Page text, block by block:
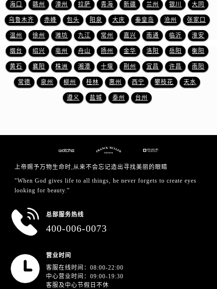
福建省宁德市蕉城区天湖东路法穆兰售后服务中心（需提前预约）
福建省莆田市城厢区霞林街道荔华东大道法穆兰售后服务中心（需提前预约）
福建省三明市三元区东乾二路法穆兰售后服务中心（需提前预约）
福建省漳州市龙文区步港路法穆兰售后服务中心（需提前预约）
江苏省常州市新北区龙锦路1590号现代传媒中心5号楼10层1008室法穆兰售后服务中心（需提前预约）
江苏省淮安市清江浦区淮海北路法穆兰售后服务中心（需提前预约）
江苏省连云港市海州区通灌北路法穆兰售后服务中心（需提前预约）
江苏省镇江市京口区中山东路法穆兰售后服务中心（需提前预约）
海口 赣州 漳州 拉萨 青海 新疆 兰州 银川 大同
乌鲁木齐 赤峰 包头 阳泉 大庆 秦皇岛 沧州 张家口
温州 徐州 潍坊 九江 常州 嘉兴 南通 临沂 淮安
烟台 绍兴 亳州 舟山 扬州 金华 洛阳 岳阳 衡阳
黄石 襄阳 株洲 湘潭 十堰 荆州 宜昌 许昌 南阳
常德 泉州 柳州 桂林 惠州 西宁 攀枝花 天水
遵义 盐城 泰州 台州
上帝赐予万物生命时,从来不会忘记造出寻找美丽的眼睛
"When God gives life to all things, he never forgets to create eyes
looking for beauty.”
总部服务热线
400-006-0073
营业时间
客服在线时间：08:00-22:00
中心营业时间：09:00-19:30
客服及中心节假日不休